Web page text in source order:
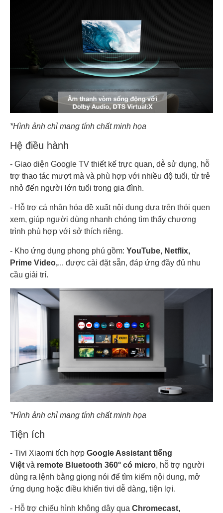
*Hình ảnh chỉ mang tính chất minh họa
Hệ điều hành
- Giao diện Google TV thiết kế trực quan, dễ sử dụng, hỗ
trợ thao tác mượt mà và phù hợp với nhiều độ tuổi, từ trẻ
nhỏ đến người lớn tuổi trong gia đình.
- Hỗ trợ cá nhân hóa đề xuất nội dung dựa trên thói quen
xem, giúp người dùng nhanh chóng tìm thấy chương
trình phù hợp với sở thích riêng.
- Kho ứng dụng phong phú gồm: YouTube, Netflix,
Prime Video,... được cài đặt sẵn, đáp ứng đầy đủ nhu
cầu giải trí.
*Hình ảnh chỉ mang tính chất minh họa
Tiện ích
- Tivi Xiaomi tích hợp Google Assistant tiếng
Việt và remote Bluetooth 360° có micro, hỗ trợ người
dùng ra lệnh bằng giọng nói để tìm kiếm nội dung, mở
ứng dụng hoặc điều khiển tivi dễ dàng, tiện lợi.
- Hỗ trợ chiếu hình không dây qua Chromecast,